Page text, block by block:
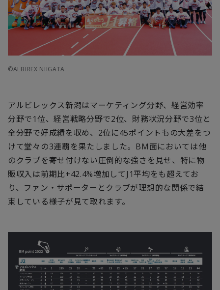
©ALBIREX NIIGATA
アルビレックス新潟はマーケティング分野、経営効率
分野で1位、経営戦略分野で2位、財務状況分野で3位と
全分野で好成績を収め、2位に45ポイントもの大差をつ
けて堂々の3連覇を果たしました。BM面においては他
のクラブを寄せ付けない圧倒的な強さを見せ、特に物
販収入は前期比+42.4%増加してJ1平均をも超えてお
り、ファン・サポーターとクラブが理想的な関係で結
束している様子が見て取れます。